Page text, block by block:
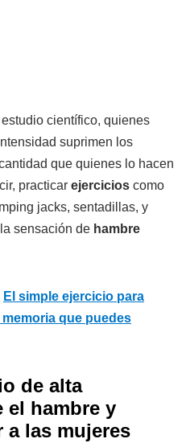
científico, quienes
suprimen los
que quienes lo hacen
practicar ejercicios como
jacks, sentadillas, y
sensación de hambre
El simple ejercicio para
que puedes
de alta
el hambre y
a las mujeres